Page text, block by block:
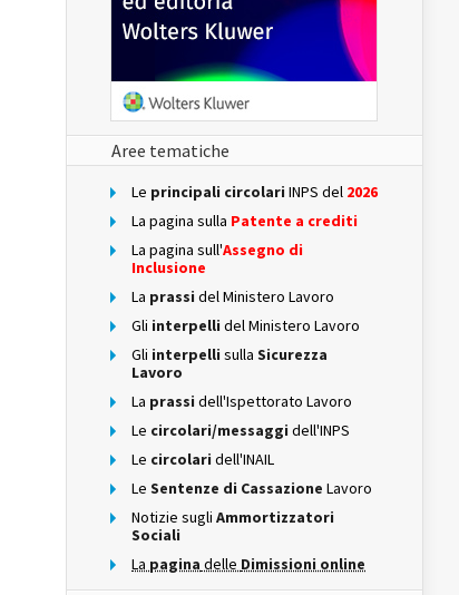
Aree tematiche
Le principali circolari INPS del 2026
La pagina sulla Patente a crediti
La pagina sull'Assegno di
Inclusione
La prassi del Ministero Lavoro
Gli interpelli del Ministero Lavoro
Gli interpelli sulla Sicurezza
Lavoro
La prassi dell'Ispettorato Lavoro
Le circolari/messaggi dell'INPS
Le circolari dell'INAIL
Le Sentenze di Cassazione Lavoro
Notizie sugli Ammortizzatori
Sociali
La pagina delle Dimissioni online